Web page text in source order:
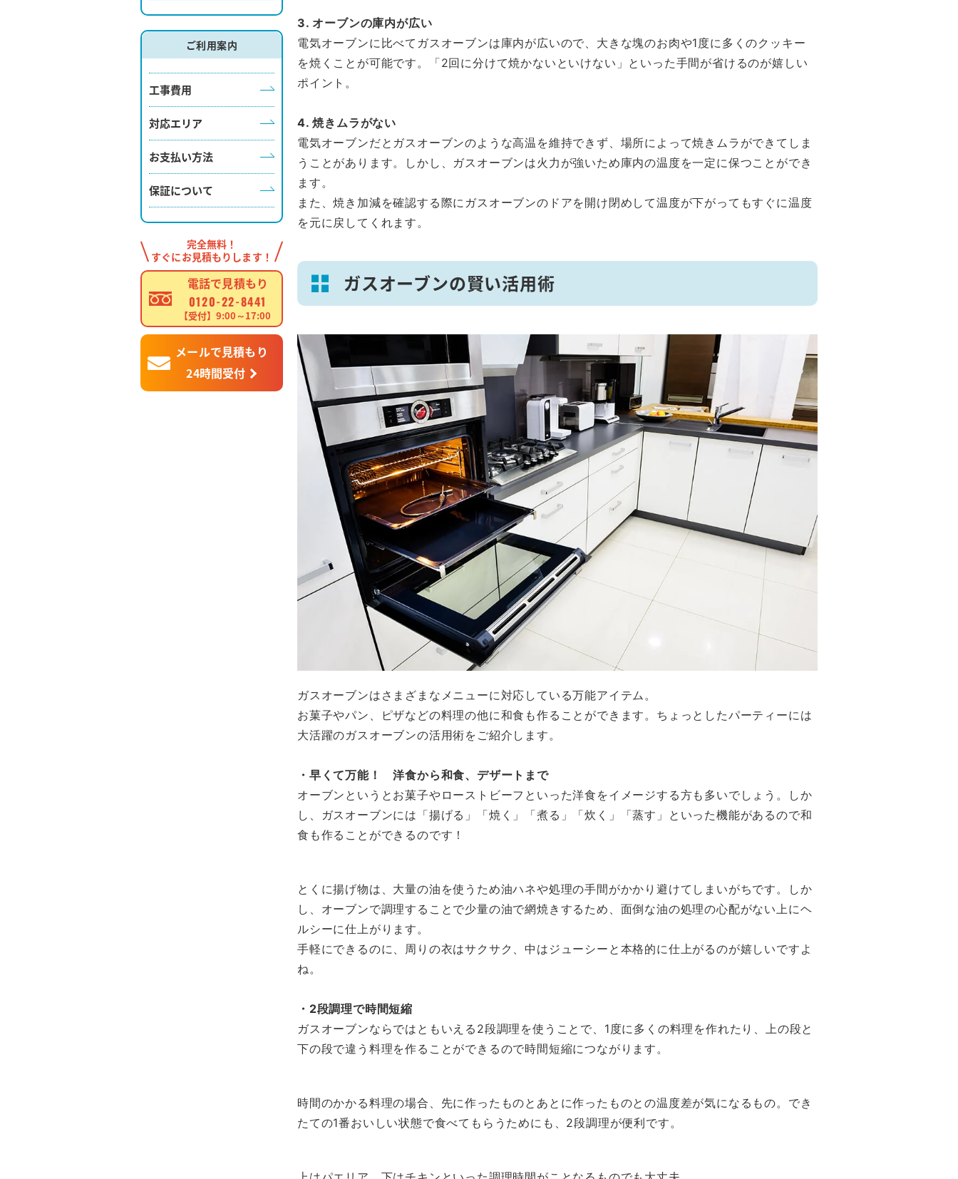
ご利用案内
工事費用
対応エリア
お支払い方法
保証について
完全無料！
すぐにお見積もりします！
電話で見積もり
0120-22-8441
【受付】9:00～17:00
メールで見積もり
24時間受付
3. オーブンの庫内が広い
電気オーブンに比べてガスオーブンは庫内が広いので、大きな塊のお肉や1度に多くのクッキー
を焼くことが可能です。「2回に分けて焼かないといけない」といった手間が省けるのが嬉しい
ポイント。
4. 焼きムラがない
電気オーブンだとガスオーブンのような高温を維持できず、場所によって焼きムラができてしま
うことがあります。しかし、ガスオーブンは火力が強いため庫内の温度を一定に保つことができ
ます。
また、焼き加減を確認する際にガスオーブンのドアを開け閉めして温度が下がってもすぐに温度
を元に戻してくれます。
ガスオーブンの賢い活用術
ガスオーブンはさまざまなメニューに対応している万能アイテム。
お菓子やパン、ピザなどの料理の他に和食も作ることができます。ちょっとしたパーティーには
大活躍のガスオーブンの活用術をご紹介します。
・早くて万能！ 洋食から和食、デザートまで
オーブンというとお菓子やローストビーフといった洋食をイメージする方も多いでしょう。しか
し、ガスオーブンには「揚げる」「焼く」「煮る」「炊く」「蒸す」といった機能があるので和
食も作ることができるのです！
とくに揚げ物は、大量の油を使うため油ハネや処理の手間がかかり避けてしまいがちです。しか
し、オーブンで調理することで少量の油で網焼きするため、面倒な油の処理の心配がない上にヘ
ルシーに仕上がります。
手軽にできるのに、周りの衣はサクサク、中はジューシーと本格的に仕上がるのが嬉しいですよ
ね。
・2段調理で時間短縮
ガスオーブンならではともいえる2段調理を使うことで、1度に多くの料理を作れたり、上の段と
下の段で違う料理を作ることができるので時間短縮につながります。
時間のかかる料理の場合、先に作ったものとあとに作ったものとの温度差が気になるもの。でき
たての1番おいしい状態で食べてもらうためにも、2段調理が便利です。